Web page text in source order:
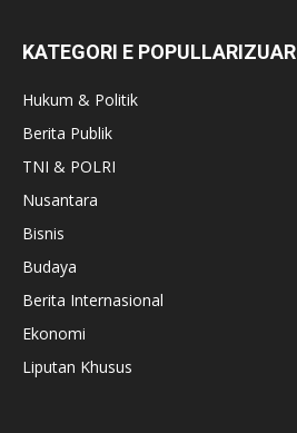
KATEGORI E POPULLARIZUAR
Hukum & Politik
Berita Publik
TNI & POLRI
Nusantara
Bisnis
Budaya
Berita Internasional
Ekonomi
Liputan Khusus